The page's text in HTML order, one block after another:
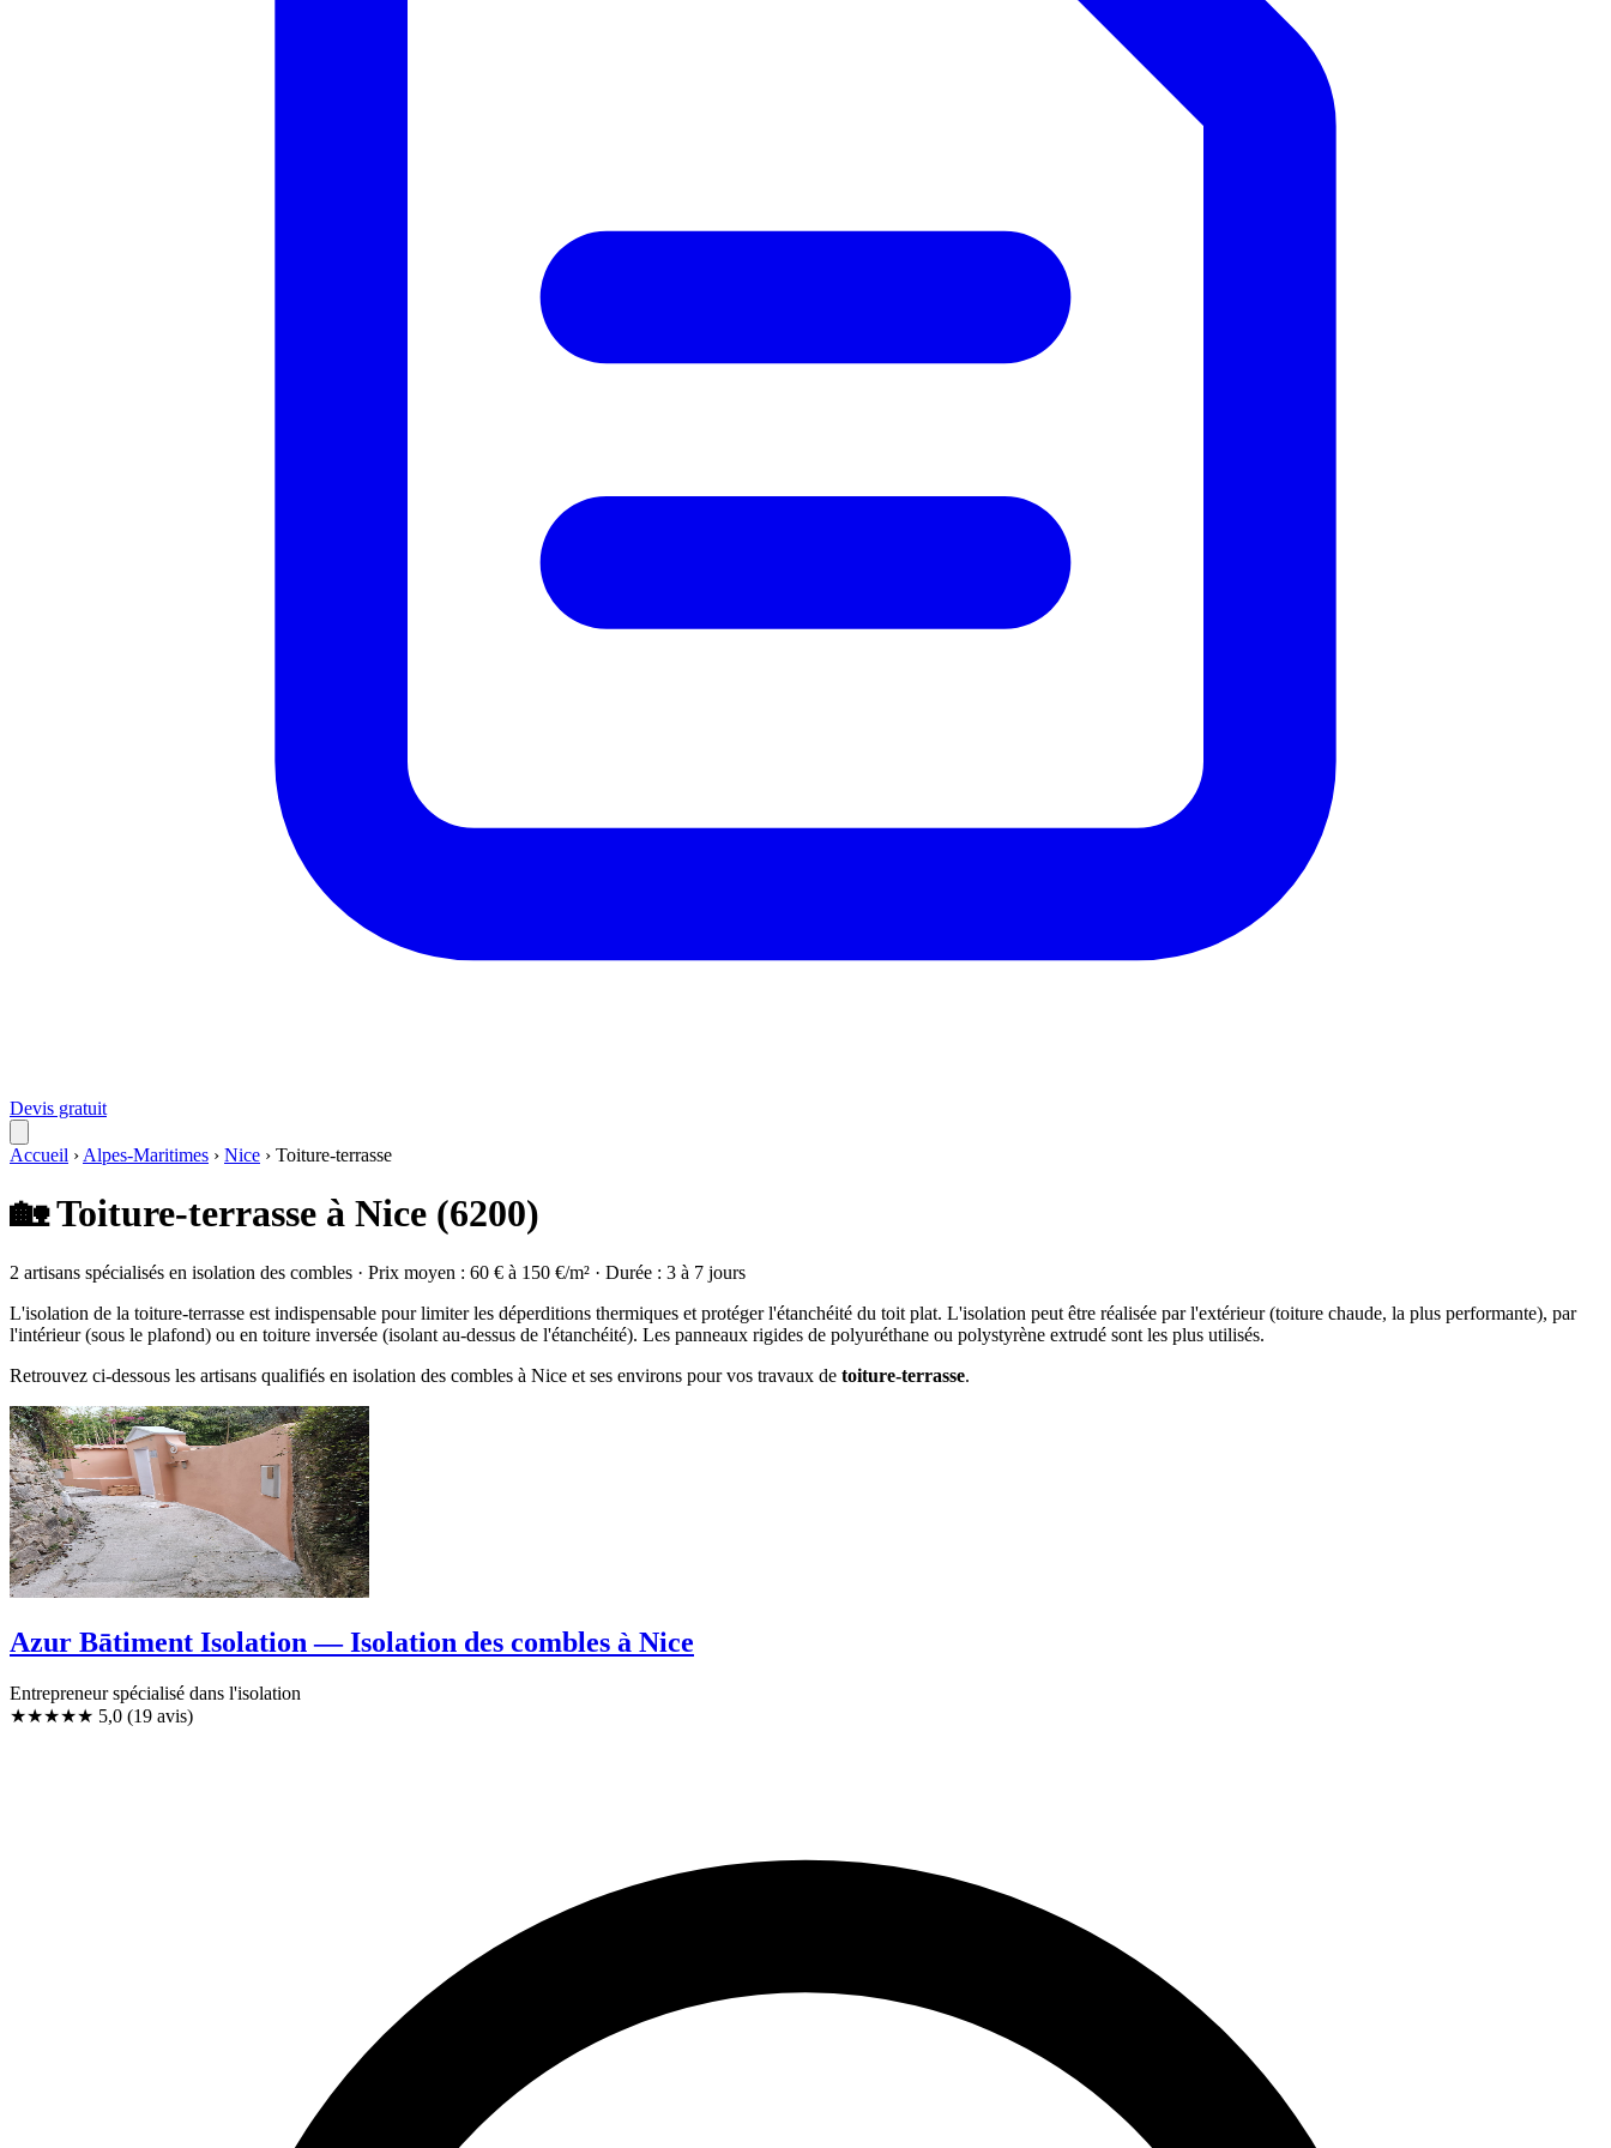
Devis gratuit
Accueil › Alpes-Maritimes › Nice › Toiture-terrasse
🏡 Toiture-terrasse à Nice (6200)
2 artisans spécialisés en isolation des combles · Prix moyen : 60 € à 150 €/m² · Durée : 3 à 7 jours
L'isolation de la toiture-terrasse est indispensable pour limiter les déperditions thermiques et protéger l'étanchéité du toit plat. L'isolation peut être réalisée par l'extérieur (toiture chaude, la plus performante), par
l'intérieur (sous le plafond) ou en toiture inversée (isolant au-dessus de l'étanchéité). Les panneaux rigides de polyuréthane ou polystyrène extrudé sont les plus utilisés.
Retrouvez ci-dessous les artisans qualifiés en isolation des combles à Nice et ses environs pour vos travaux de toiture-terrasse.
Azur Bātiment Isolation — Isolation des combles à Nice
Entrepreneur spécialisé dans l'isolation
★★★★★ 5,0 (19 avis)